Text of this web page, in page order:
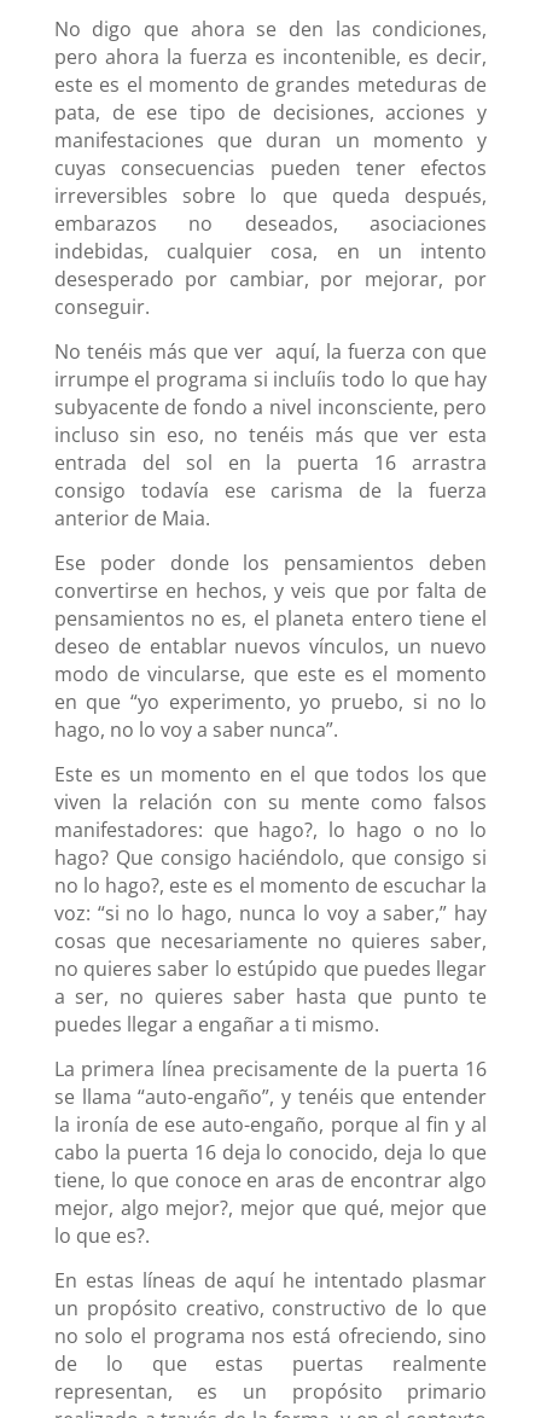
No digo que ahora se den las condiciones,
pero ahora la fuerza es incontenible, es decir,
este es el momento de grandes meteduras de
pata, de ese tipo de decisiones, acciones y
manifestaciones que duran un momento y
cuyas consecuencias pueden tener efectos
irreversibles sobre lo que queda después,
embarazos no deseados, asociaciones
indebidas, cualquier cosa, en un intento
desesperado por cambiar, por mejorar, por
conseguir.
No tenéis más que ver aquí, la fuerza con que
irrumpe el programa si incluíis todo lo que hay
subyacente de fondo a nivel inconsciente, pero
incluso sin eso, no tenéis más que ver esta
entrada del sol en la puerta 16 arrastra
consigo todavía ese carisma de la fuerza
anterior de Maia.
Ese poder donde los pensamientos deben
convertirse en hechos, y veis que por falta de
pensamientos no es, el planeta entero tiene el
deseo de entablar nuevos vínculos, un nuevo
modo de vincularse, que este es el momento
en que “yo experimento, yo pruebo, si no lo
hago, no lo voy a saber nunca”.
Este es un momento en el que todos los que
viven la relación con su mente como falsos
manifestadores: que hago?, lo hago o no lo
hago? Que consigo haciéndolo, que consigo si
no lo hago?, este es el momento de escuchar la
voz: “si no lo hago, nunca lo voy a saber,” hay
cosas que necesariamente no quieres saber,
no quieres saber lo estúpido que puedes llegar
a ser, no quieres saber hasta que punto te
puedes llegar a engañar a ti mismo.
La primera línea precisamente de la puerta 16
se llama “auto-engaño”, y tenéis que entender
la ironía de ese auto-engaño, porque al fin y al
cabo la puerta 16 deja lo conocido, deja lo que
tiene, lo que conoce en aras de encontrar algo
mejor, algo mejor?, mejor que qué, mejor que
lo que es?.
En estas líneas de aquí he intentado plasmar
un propósito creativo, constructivo de lo que
no solo el programa nos está ofreciendo, sino
de lo que estas puertas realmente
representan, es un propósito primario